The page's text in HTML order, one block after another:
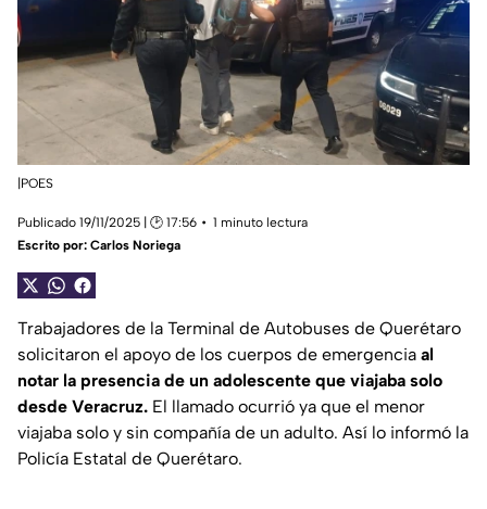
|POES
Publicado 19/11/2025 | 🕑 17:56
1 minuto lectura
Escrito por: Carlos Noriega
Trabajadores de la Terminal de Autobuses de Querétaro
solicitaron el apoyo de los cuerpos de emergencia al
notar la presencia de un adolescente que viajaba solo
desde Veracruz. El llamado ocurrió ya que el menor
viajaba solo y sin compañía de un adulto. Así lo informó la
Policía Estatal de Querétaro.